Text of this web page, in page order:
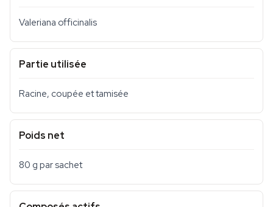
Valeriana officinalis
Partie utilisée
Racine, coupée et tamisée
Poids net
80 g par sachet